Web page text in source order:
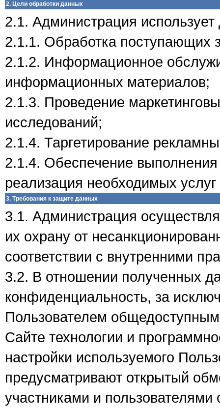
2. Цели обработки данных
2.1. Администрация
2.1.1. Обработка поступающих
2.1.2. Информационное
информационных материалов;
2.1.3. Проведение
исследований;
2.1.4. Таргетирование
2.1.4. Обеспечение
реализация необходимых
3. Требования к защите данных
3.1. Администрация
их охрану от
соответствии с внутренними
3.2. В отношении полученных
конфиденциальность, за
Пользователем
Сайте технологии и
настройки используемого
предусматривают открытый
участниками и пользователями